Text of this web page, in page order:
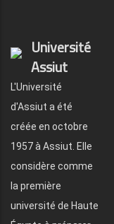
Université
Assiut
L'Université
d'Assiut a été
créée en octobre
1957 à Assiut. Elle
considère comme
la première
université de Haute